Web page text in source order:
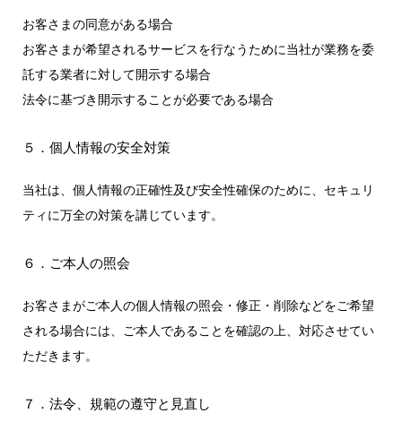
お客さまの同意がある場合
お客さまが希望されるサービスを行なうために当社が業務を委
託する業者に対して開示する場合
法令に基づき開示することが必要である場合
５．個人情報の安全対策
当社は、個人情報の正確性及び安全性確保のために、セキュリ
ティに万全の対策を講じています。
６．ご本人の照会
お客さまがご本人の個人情報の照会・修正・削除などをご希望
される場合には、ご本人であることを確認の上、対応させてい
ただきます。
７．法令、規範の遵守と見直し